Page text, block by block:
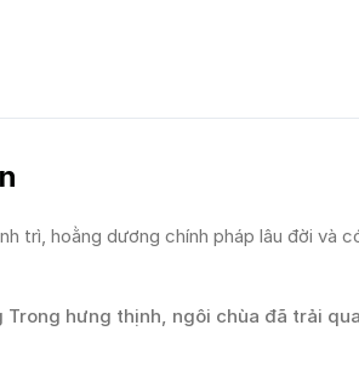
trì, hoằng dương chính pháp lâu đời và
hưng thịnh, ngôi chùa đã trải